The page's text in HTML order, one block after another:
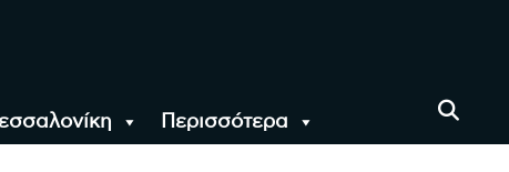
Περισσότερα